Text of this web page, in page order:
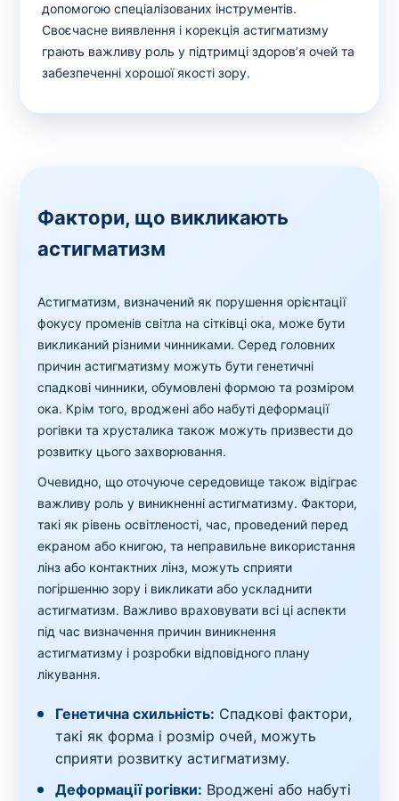
допомогою спеціалізованих інструментів.
Своєчасне виявлення і корекція астигматизму
грають важливу роль у підтримці здоров’я очей та
забезпеченні хорошої якості зору.
Фактори, що викликають
астигматизм
Астигматизм, визначений як порушення орієнтації
фокусу променів світла на сітківці ока, може бути
викликаний різними чинниками. Серед головних
причин астигматизму можуть бути генетичні
спадкові чинники, обумовлені формою та розміром
ока. Крім того, вроджені або набуті деформації
рогівки та хрусталика також можуть призвести до
розвитку цього захворювання.
Очевидно, що оточуюче середовище також відіграє
важливу роль у виникненні астигматизму. Фактори,
такі як рівень освітленості, час, проведений перед
екраном або книгою, та неправильне використання
лінз або контактних лінз, можуть сприяти
погіршенню зору і викликати або ускладнити
астигматизм. Важливо враховувати всі ці аспекти
під час визначення причин виникнення
астигматизму і розробки відповідного плану
лікування.
Генетична схильність: Спадкові фактори,
такі як форма і розмір очей, можуть
сприяти розвитку астигматизму.
Деформації рогівки: Вроджені або набуті